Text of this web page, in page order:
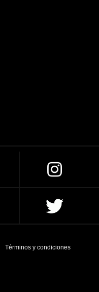
Términos y condiciones